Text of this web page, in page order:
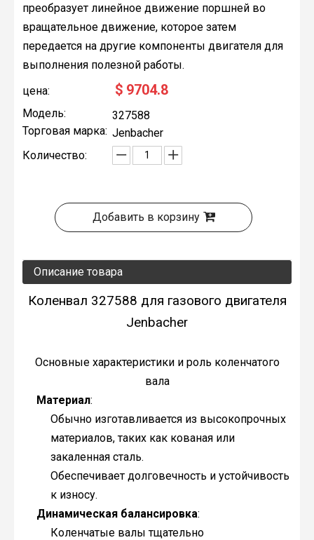
преобразует линейное движение поршней во
вращательное движение, которое затем
передается на другие компоненты двигателя для
выполнения полезной работы.
цена:
$ 9704.8
Модель:
327588
Торговая марка: Jenbacher
Количество:
Добавить в корзину
Описание товара
Коленвал 327588 для газового двигателя
Jenbacher
Основные характеристики и роль коленчатого
вала
Материал:
Обычно изготавливается из высокопрочных
материалов, таких как кованая или
закаленная сталь.
Обеспечивает долговечность и устойчивость
к износу.
Динамическая балансировка:
Коленчатые валы тщательно